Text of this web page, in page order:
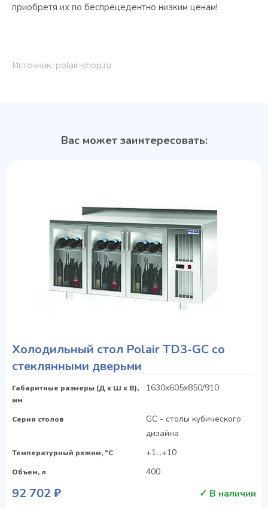
приобретя их по беспрецедентно низким ценам!
Источник: polair-shop.ru
Вас может заинтересовать:
Холодильный стол Polair TD3-GC со
стеклянными дверьми
Габаритные размеры (Д х Ш х В),
мм
1630x605x850/910
Серия столов
GC - столы кубического
дизайна
Температурный режим, °C +1...+10
Объем, л 400
92 702 ₽ ✓ В наличии